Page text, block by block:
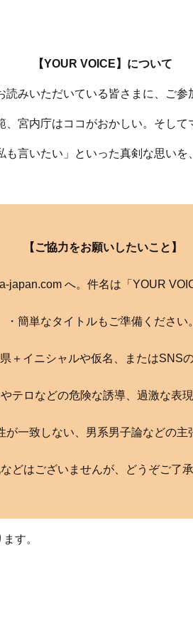
【YOUR VOICE】について
読みいただいている皆さまに、ご参
宮内庁はココがおかしい。そして
も言いたい」といった真剣な思い
【ご協力をお願いしたいこと】
japan.com へ。件名は「YOUR
・簡単なタイトルもご準備ください。
＋イニシャルや仮名、またはSNS
テロなどの危険な誘導、過激な表
が一致しない、男系男子論などの主
などはございませんが、どうぞご了承
す。